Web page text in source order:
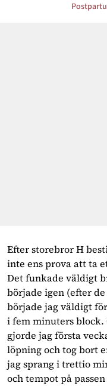
Efter storebror H
inte ens prova att ta
Det funkade väldigt
började igen (efter
började jag väldigt
i fem minuters block.
gjorde jag första
löpning och tog bort
jag sprang i trettio
och tempot på